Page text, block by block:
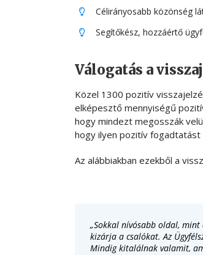
Célirányosabb közönség
Segítőkész, hozzáértő
Válogatás a
Közel 1300 pozitív
elképesztő mennyiségű
hogy mindezt megosszák
hogy ilyen pozitív fogadtatást
Az alábbiakban ezekből a
„Sokkal nívósabb oldal,
kizárja a csalókat. Az
Mindig kitalálnak valamit,